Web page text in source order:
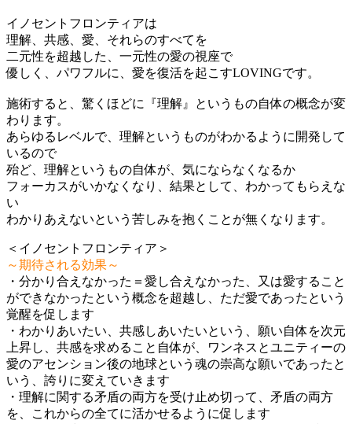
イノセントフロンティアは
理解、共感、愛、それらのすべてを
二元性を超越した、一元性の愛の視座で
優しく、パワフルに、愛を復活を起こすLOVINGです。
施術すると、驚くほどに『理解』というもの自体の概念が変
わります。
あらゆるレベルで、理解というものがわかるように開発して
いるので
殆ど、理解というもの自体が、気にならなくなるか
フォーカスがいかなくなり、結果として、わかってもらえな
い
わかりあえないという苦しみを抱くことが無くなります。
＜イノセントフロンティア＞
～期待される効果～
・分かり合えなかった＝愛し合えなかった、又は愛すること
ができなかったという概念を超越し、ただ愛であったという
覚醒を促します
・わかりあいたい、共感しあいたいという、願い自体を次元
上昇し、共感を求めること自体が、ワンネスとユニティーの
愛のアセンション後の地球という魂の崇高な願いであったと
いう、誇りに変えていきます
・理解に関する矛盾の両方を受け止め切って、矛盾の両方
を、これからの全てに活かせるように促します